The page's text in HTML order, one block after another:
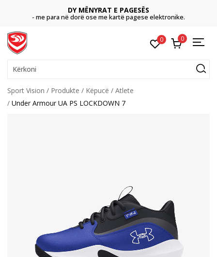
DY MËNYRAT E PAGESËS
- me para në dorë ose me kartë pagese elektronike.
0 0
Kërkoni
Sport Vision Produkte Këpucë
Atlete
Under Armour UA PS LOCKDOWN 7